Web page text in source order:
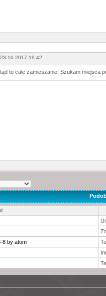
19:42
to całe zamieszanie. Szukam miejsca
8 by atom